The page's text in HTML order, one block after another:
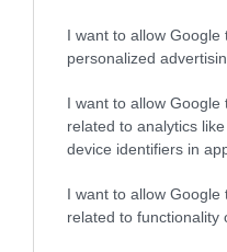
I want to allow Google
personalized
I want to allow Google
related to analytics
device identifiers in
I want to allow Google
related to functionality
Legfrissebb
2026.
2026.